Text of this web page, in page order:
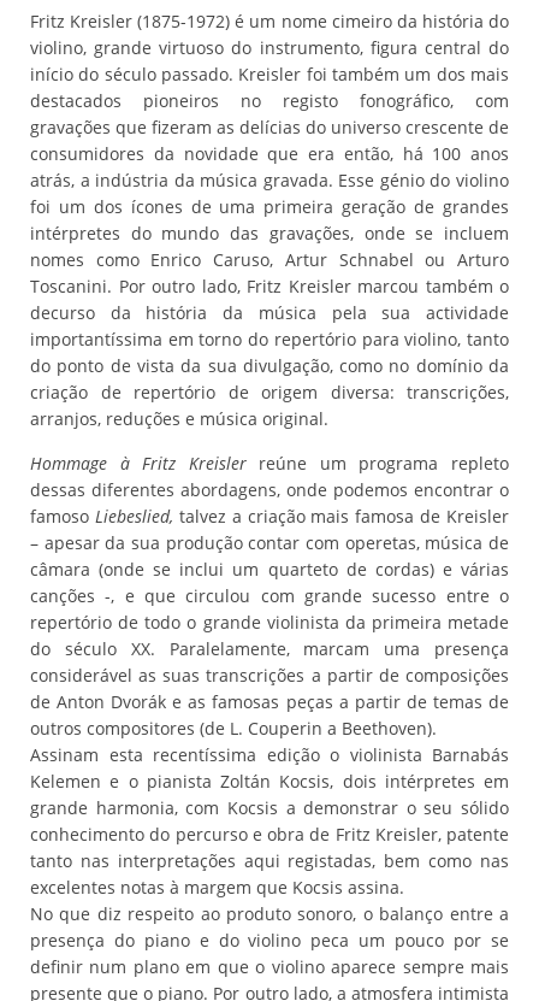
Fritz Kreisler (1875-1972) é um nome cimeiro da história do
violino, grande virtuoso do instrumento, figura central do
início do século passado. Kreisler foi também um dos mais
destacados pioneiros no registo fonográfico, com
gravações que fizeram as delícias do universo crescente de
consumidores da novidade que era então, há 100 anos
atrás, a indústria da música gravada. Esse génio do violino
foi um dos ícones de uma primeira geração de grandes
intérpretes do mundo das gravações, onde se incluem
nomes como Enrico Caruso, Artur Schnabel ou Arturo
Toscanini. Por outro lado, Fritz Kreisler marcou também o
decurso da história da música pela sua actividade
importantíssima em torno do repertório para violino, tanto
do ponto de vista da sua divulgação, como no domínio da
criação de repertório de origem diversa: transcrições,
arranjos, reduções e música original.
Hommage à Fritz Kreisler reúne um programa repleto
dessas diferentes abordagens, onde podemos encontrar o
famoso Liebeslied, talvez a criação mais famosa de Kreisler
– apesar da sua produção contar com operetas, música de
câmara (onde se inclui um quarteto de cordas) e várias
canções -, e que circulou com grande sucesso entre o
repertório de todo o grande violinista da primeira metade
do século XX. Paralelamente, marcam uma presença
considerável as suas transcrições a partir de composições
de Anton Dvorák e as famosas peças a partir de temas de
outros compositores (de L. Couperin a Beethoven).
Assinam esta recentíssima edição o violinista Barnabás
Kelemen e o pianista Zoltán Kocsis, dois intérpretes em
grande harmonia, com Kocsis a demonstrar o seu sólido
conhecimento do percurso e obra de Fritz Kreisler, patente
tanto nas interpretações aqui registadas, bem como nas
excelentes notas à margem que Kocsis assina.
No que diz respeito ao produto sonoro, o balanço entre a
presença do piano e do violino peca um pouco por se
definir num plano em que o violino aparece sempre mais
presente que o piano. Por outro lado, a atmosfera intimista